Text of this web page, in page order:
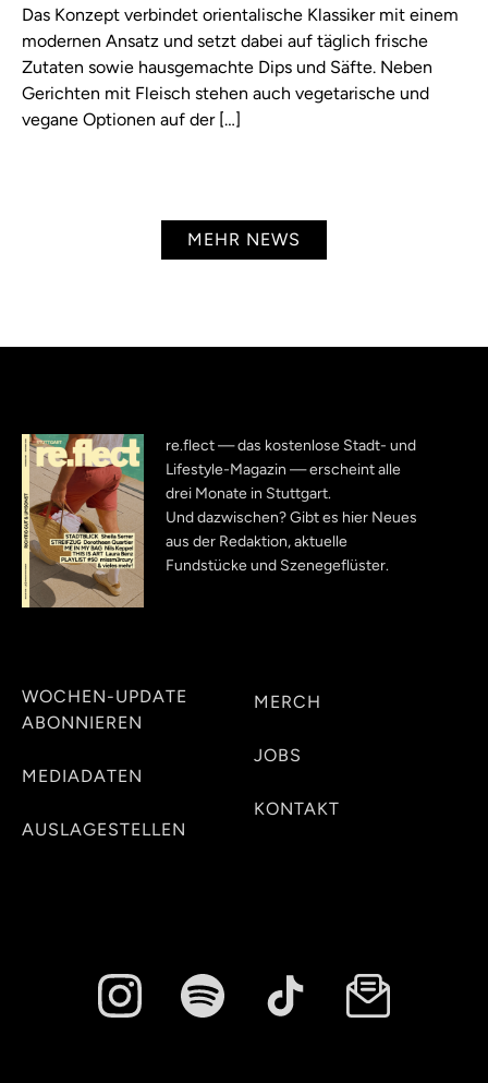
Das Konzept verbindet orientalische Klassiker mit einem
modernen Ansatz und setzt dabei auf täglich frische
Zutaten sowie hausgemachte Dips und Säfte. Neben
Gerichten mit Fleisch stehen auch vegetarische und
vegane Optionen auf der […]
MEHR NEWS
re.flect — das kostenlose Stadt- und
Lifestyle-Magazin — erscheint alle
drei Monate in Stuttgart.
Und dazwischen? Gibt es hier Neues
aus der Redaktion, aktuelle
Fundstücke und Szenegeflüster.
WOCHEN-UPDATE
ABONNIEREN
MEDIADATEN
AUSLAGESTELLEN
MERCH
JOBS
KONTAKT